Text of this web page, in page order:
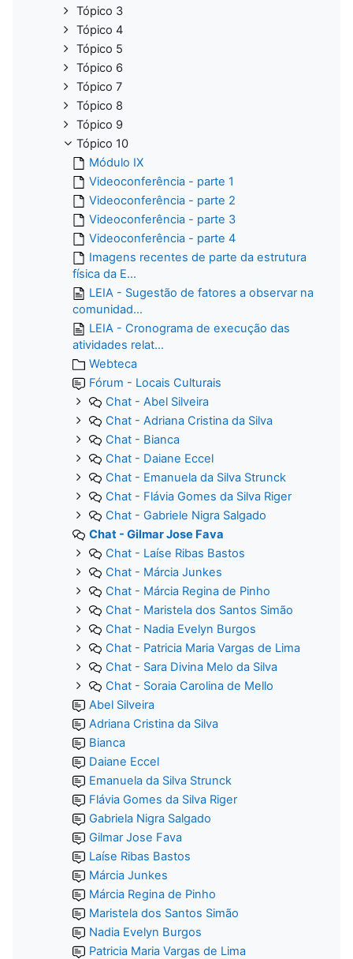
Tópico 3
Tópico 4
Tópico 5
Tópico 6
Tópico 7
Tópico 8
Tópico 9
Tópico 10
Módulo IX
Videoconferência - parte 1
Videoconferência - parte 2
Videoconferência - parte 3
Videoconferência - parte 4
Imagens recentes de parte da estrutura
física da E...
LEIA - Sugestão de fatores a observar na
comunidad...
LEIA - Cronograma de execução das
atividades relat...
Webteca
Fórum - Locais Culturais
Chat - Abel Silveira
Chat - Adriana Cristina da Silva
Chat - Bianca
Chat - Daiane Eccel
Chat - Emanuela da Silva Strunck
Chat - Flávia Gomes da Silva Riger
Chat - Gabriele Nigra Salgado
Chat - Gilmar Jose Fava
Chat - Laíse Ribas Bastos
Chat - Márcia Junkes
Chat - Márcia Regina de Pinho
Chat - Maristela dos Santos Simão
Chat - Nadia Evelyn Burgos
Chat - Patricia Maria Vargas de Lima
Chat - Sara Divina Melo da Silva
Chat - Soraia Carolina de Mello
Abel Silveira
Adriana Cristina da Silva
Bianca
Daiane Eccel
Emanuela da Silva Strunck
Flávia Gomes da Silva Riger
Gabriela Nigra Salgado
Gilmar Jose Fava
Laíse Ribas Bastos
Márcia Junkes
Márcia Regina de Pinho
Maristela dos Santos Simão
Nadia Evelyn Burgos
Patricia Maria Vargas de Lima